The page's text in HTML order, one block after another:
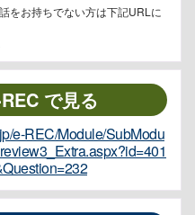
をお持ちでない方は下記URLに
で見る
e-REC/Module/SubModu